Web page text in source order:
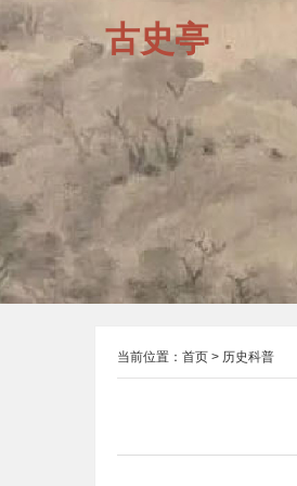
古史亭
当前位置： 首页 > 历史科普